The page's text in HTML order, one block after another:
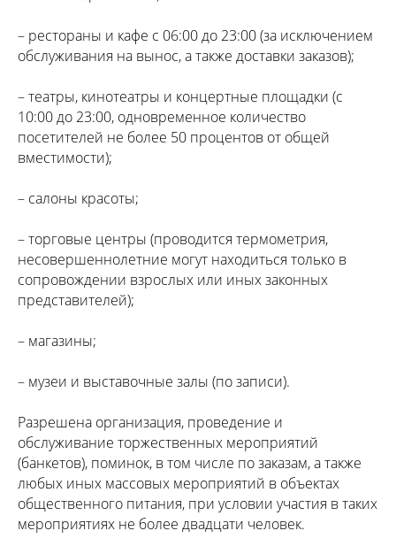
– рестораны и кафе с 06:00 до 23:00 (за исключением
обслуживания на вынос, а также доставки заказов);
– театры, кинотеатры и концертные площадки (с
10:00 до 23:00, одновременное количество
посетителей не более 50 процентов от общей
вместимости);
– салоны красоты;
– торговые центры (проводится термометрия,
несовершеннолетние могут находиться только в
сопровождении взрослых или иных законных
представителей);
– магазины;
– музеи и выставочные залы (по записи).
Разрешена организация, проведение и
обслуживание торжественных мероприятий
(банкетов), поминок, в том числе по заказам, а также
любых иных массовых мероприятий в объектах
общественного питания, при условии участия в таких
мероприятиях не более двадцати человек.